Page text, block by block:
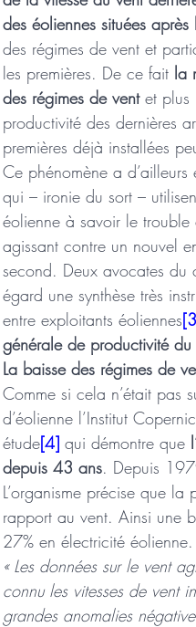
des éoliennes situées
des régimes de vent et
les premières. De ce fait la
des régimes de vent et plus
productivité des dernières
premières déjà installées
Ce phénomène a
qui – ironie du sort –
éolienne à savoir le trouble
agissant contre un nouvel
second. Deux avocates du
égard une synthèse très
entre exploitants éoliennes
générale de productivité
La baisse des régimes de
Comme si cela n’était pas
d’éolienne l’Institut
étude[4] qui démontre que
depuis 43 ans. Depuis
L’organisme précise que
rapport au vent. Ainsi une
27% en électricité
« Les données sur le vent
connu les vitesses de vent
grandes anomalies